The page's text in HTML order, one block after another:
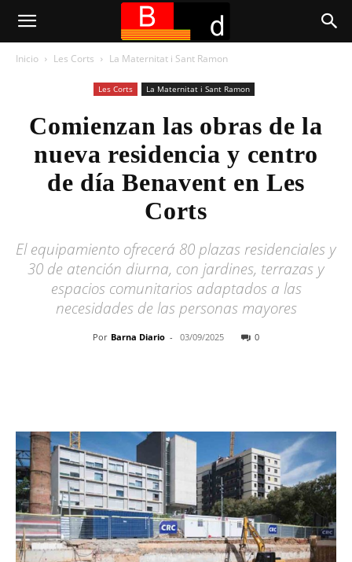
Inicio Les Corts La Maternitat i Sant Ramon
Les Corts La Maternitat i Sant Ramon
Comienzan las obras de la
nueva residencia y centro
de día Benavent en Les
Corts
El equipamiento ofrecerá 80 plazas residenciales y
30 de atención diurna, con jardines, terrazas y
espacios comunitarios adaptados a las
necesidades de las personas mayores
Por Barna Diario - 03/09/2025 0